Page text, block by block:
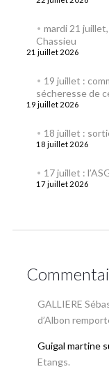
mardi 21
Chassieu
21 juillet 2026
19 juillet :
sécheresse de
19 juillet 2026
18 juillet :
18 juillet 2026
17 juillet :
17 juillet 2026
GALLIERE
d’Albon
Guigal martine
Etangs.